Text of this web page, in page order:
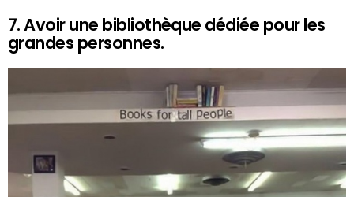
7. Avoir une bibliothèque dédiée pour les
grandes personnes.